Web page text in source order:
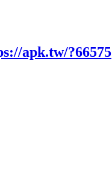
apk.tw/?66575